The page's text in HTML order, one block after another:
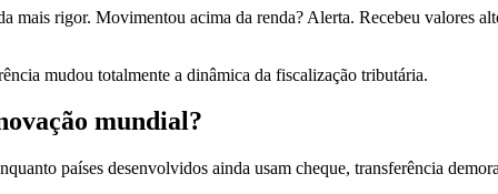
mais rigor. Movimentou acima da renda? Alerta. Recebeu valores
mudou totalmente a dinâmica da fiscalização tributária.
mundial?
países desenvolvidos ainda usam cheque, transferência